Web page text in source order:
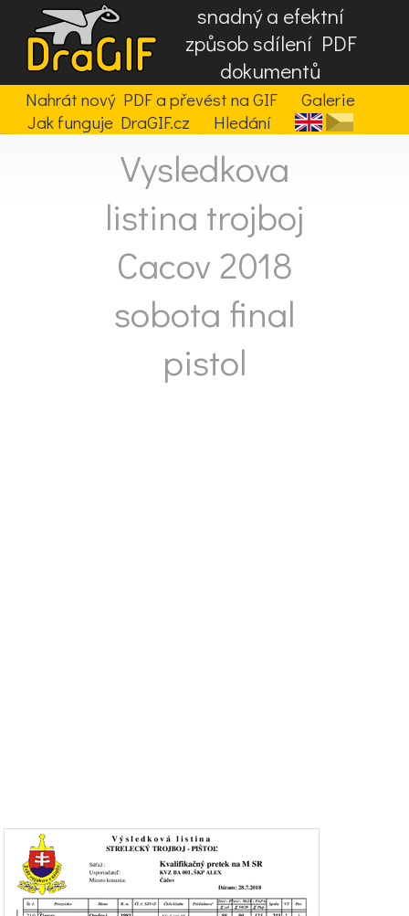
snadný a efektní
způsob sdílení PDF
dokumentů
Nahrát nový PDF a převést na GIF
Galerie
Jak funguje DraGIF.cz
Hledání
Vysledkova
listina trojboj
Cacov 2018
sobota final
pistol